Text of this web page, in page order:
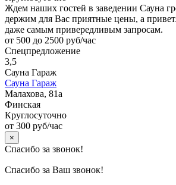
Ждем наших гостей в заведении Сауна
держим для Вас приятные цены, а
даже самым привередливым запросам.
от 500 до 2500 руб/час
Спецпредложение
3,5
Сауна Гараж
Сауна Гараж
Малахова, 81а
Финская
Круглосуточно
от 300 руб/час
×
Спасибо за звонок!
Спасибо за Ваш звонок!